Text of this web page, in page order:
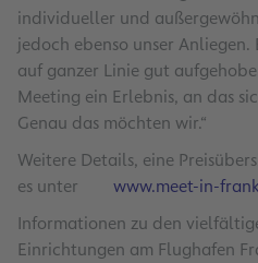
individueller und
jedoch ebenso unser Anliegen.
auf ganzer Linie gut
Meeting ein Erlebnis, an das
Genau das möchten wir.“
Weitere Details, eine
es unter
www.meet-in-
Informationen zu den
Einrichtungen am Flughafen